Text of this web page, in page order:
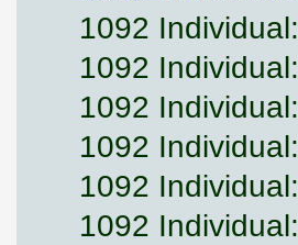
1092 Individual:
1092 Individual:
1092 Individual:
1092 Individual:
1092 Individual:
1092 Individual: